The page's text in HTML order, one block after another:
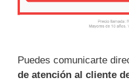
Puedes comunicarte
de atención al cliente